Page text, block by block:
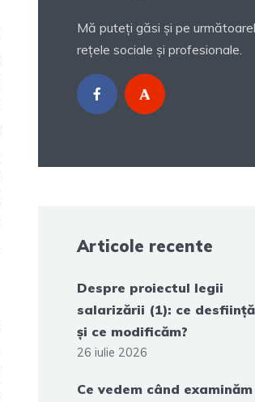
Mă puteți găsi și pe
rețele sociale și profesionale.
Articole recente
Despre proiectul legii
salarizării (1): ce
și ce modificăm?
26 iulie 2026
Ce vedem când